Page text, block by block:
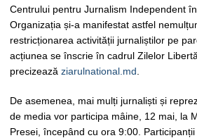
Centrului pentru Jurnalism Independent
Organizația și-a manifestat astfel
restricționarea activității jurnaliștilor pe
acțiunea se înscrie în cadrul Zilelor
precizează ziarulnational.md
De asemenea, mai mulți jurnaliști și
de media vor participa mâine, 12 mai, la
Presei, începând cu ora 9:00.